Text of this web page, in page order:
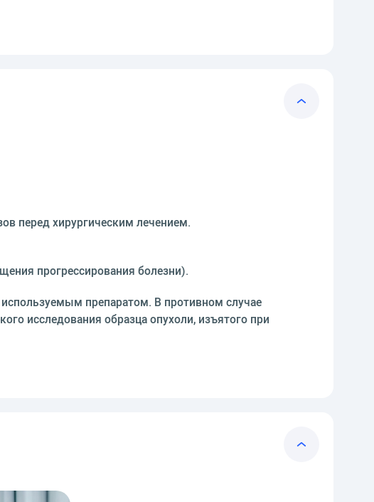
перед хирургическим лечением.
прогрессирования болезни).
препаратом. В противном случае
исследования образца опухоли, изъятого при